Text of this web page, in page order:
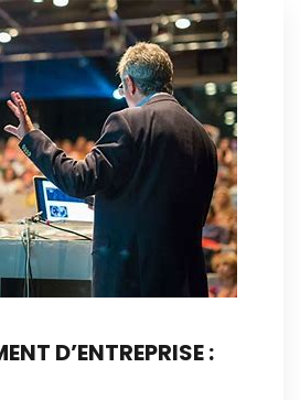
D’ENTREPRISE :